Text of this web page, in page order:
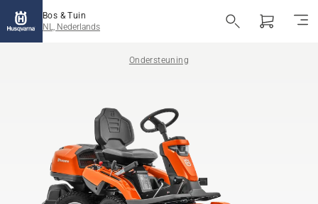
Bos & Tuin
NL, Nederlands
Ondersteuning